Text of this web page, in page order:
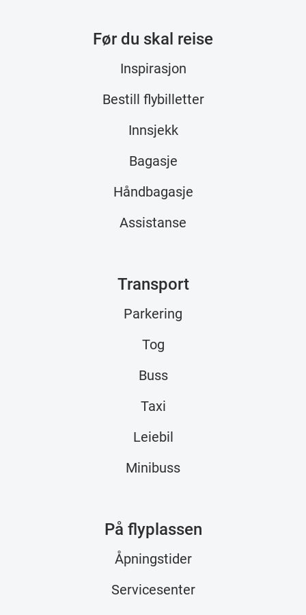
Før du skal reise
Inspirasjon
Bestill flybilletter
Innsjekk
Bagasje
Håndbagasje
Assistanse
Transport
Parkering
Tog
Buss
Taxi
Leiebil
Minibuss
På flyplassen
Åpningstider
Servicesenter